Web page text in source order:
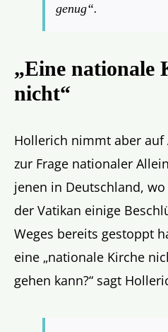
genug“.
„Eine nationale
nicht“
Hollerich nimmt aber auf
zur Frage nationaler
jenen in Deutschland,
der Vatikan einige
Weges bereits gestoppt
eine „nationale Kirche
gehen kann?“ sagt